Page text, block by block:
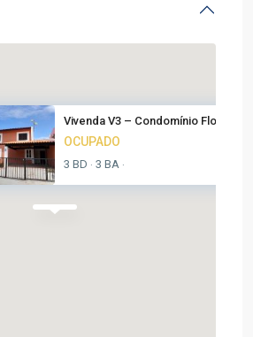
Vivenda V3 – Condomínio Flores...
OCUPADO
3 BD · 3 BA ·